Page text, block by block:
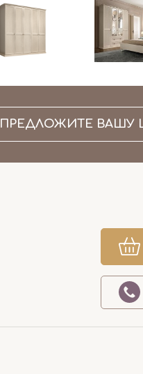
ПРЕДЛОЖИТЕ ВАШУ